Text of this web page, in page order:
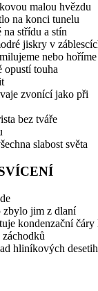
malou hvězdu
na konci tunelu
na střídu a stín
jiskry v
nebo hoříme
opustí touha
zvonící jako při
bez tváře
slabost světa
zbylo jim z dlaní
kondenzační
záchodků
hliníkových